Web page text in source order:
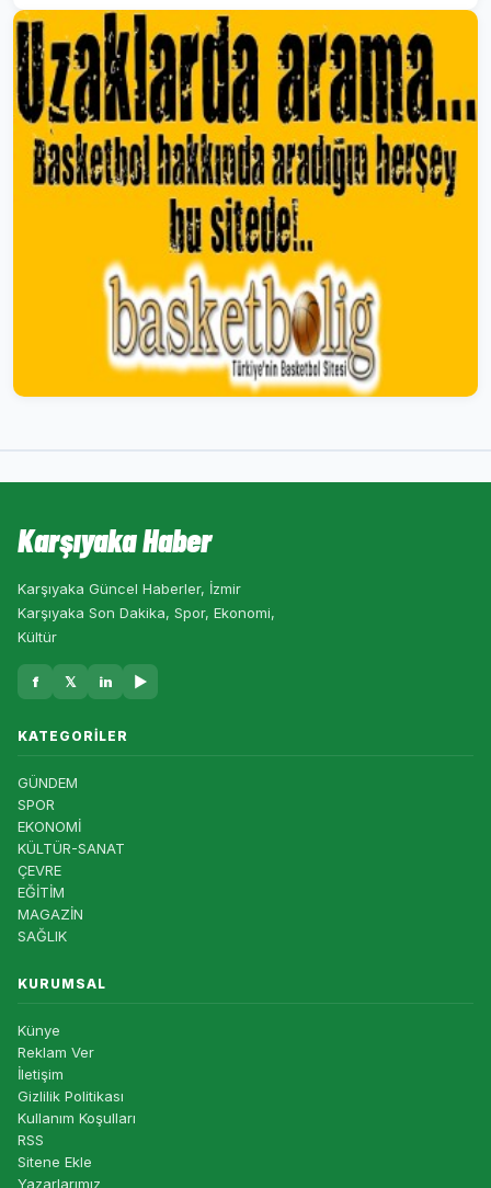
Karşıyaka Haber
Karşıyaka Güncel Haberler, İzmir
Karşıyaka Son Dakika, Spor, Ekonomi,
Kültür
f 𝕏 in ▶
KATEGORILER
GÜNDEM
SPOR
EKONOMİ
KÜLTÜR-SANAT
ÇEVRE
EĞİTİM
MAGAZİN
SAĞLIK
KURUMSAL
Künye
Reklam Ver
İletişim
Gizlilik Politikası
Kullanım Koşulları
RSS
Sitene Ekle
Yazarlarımız